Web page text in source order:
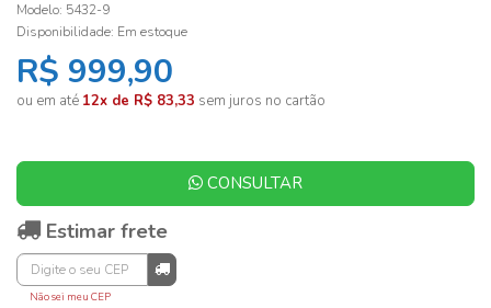
Modelo: 5432-9
Disponibilidade: Em estoque
R$ 999,90
ou em até 12x de R$ 83,33 sem juros no cartão
CONSULTAR
Estimar frete
Não sei meu CEP